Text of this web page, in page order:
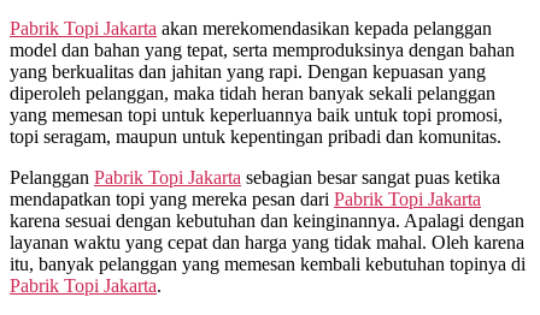
Pabrik Topi Jakarta akan merekomendasikan kepada pelanggan
model dan bahan yang tepat, serta memproduksinya dengan bahan
yang berkualitas dan jahitan yang rapi. Dengan kepuasan yang
diperoleh pelanggan, maka tidah heran banyak sekali pelanggan
yang memesan topi untuk keperluannya baik untuk topi promosi,
topi seragam, maupun untuk kepentingan pribadi dan komunitas.
Pelanggan Pabrik Topi Jakarta sebagian besar sangat puas ketika
mendapatkan topi yang mereka pesan dari Pabrik Topi Jakarta
karena sesuai dengan kebutuhan dan keinginannya. Apalagi dengan
layanan waktu yang cepat dan harga yang tidak mahal. Oleh karena
itu, banyak pelanggan yang memesan kembali kebutuhan topinya di
Pabrik Topi Jakarta.